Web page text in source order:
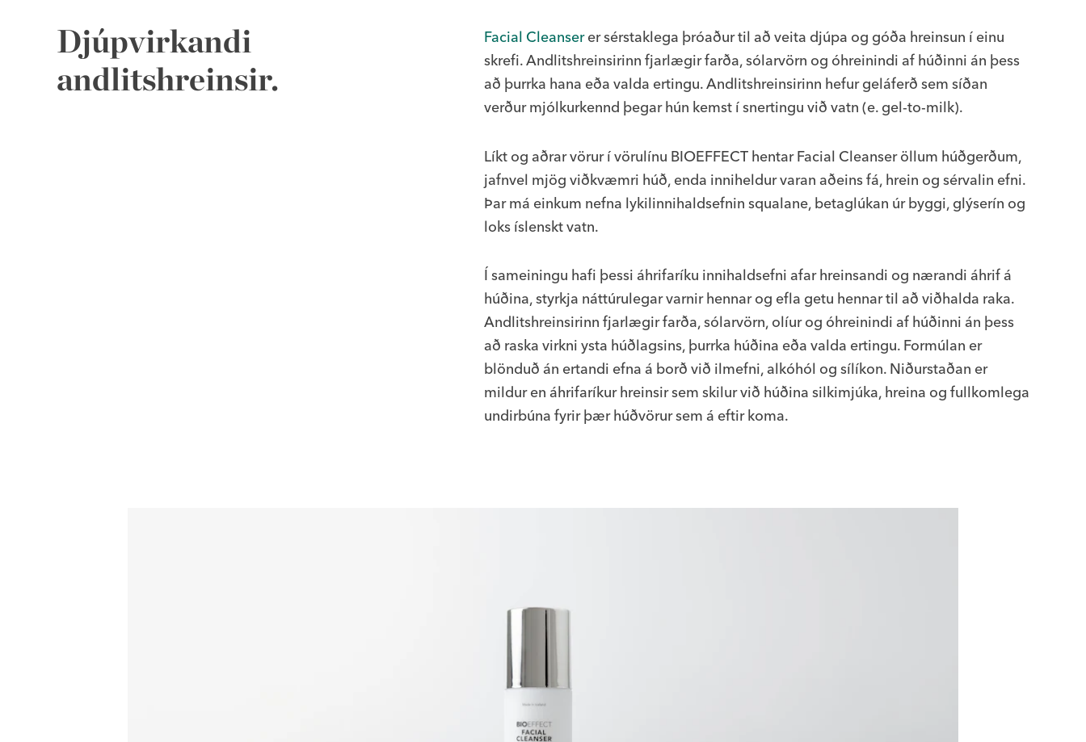
Djúpvirkandi
andlitshreinsir.
Facial Cleanserer sérstaklega þróaður til að veita djúpa og góða hreinsun í einu
skrefi. Andlitshreinsirinn fjarlægir farða, sólarvörn og óhreinindi af húðinni án þess
að þurrka hana eða valda ertingu. Andlitshreinsirinn hefur geláferð sem síðan
verður mjólkurkennd þegar hún kemst í snertingu við vatn (e. gel-to-milk).
Líkt og aðrar vörur í vörulínu BIOEFFECT hentar Facial Cleanser öllum húðgerðum,
jafnvel mjög viðkvæmri húð, enda inniheldur varan aðeins fá, hrein og sérvalin efni.
Þar má einkum nefna lykilinnihaldsefnin squalane, betaglúkan úr byggi, glýserín og
loks íslenskt vatn.
Í sameiningu hafi þessi áhrifaríku innihaldsefni afar hreinsandi og nærandi áhrif á
húðina, styrkja náttúrulegar varnir hennar og efla getu hennar til að viðhalda raka.
Andlitshreinsirinn fjarlægir farða, sólarvörn, olíur og óhreinindi af húðinni án þess
að raska virkni ysta húðlagsins, þurrka húðina eða valda ertingu. Formúlan er
blönduð án ertandi efna á borð við ilmefni, alkóhól og sílíkon. Niðurstaðan er
mildur en áhrifaríkur hreinsir sem skilur við húðina silkimjúka, hreina og fullkomlega
undirbúna fyrir þær húðvörur sem á eftir koma.